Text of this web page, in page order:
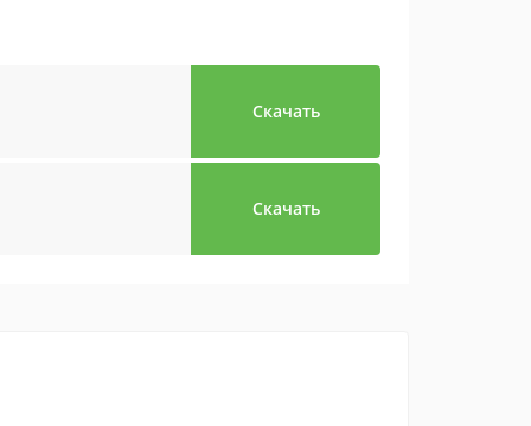
Скачать
Скачать